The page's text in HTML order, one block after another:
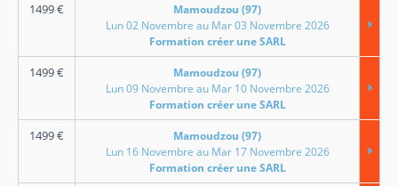
1499€
Mamoudzou (97)
Lun 02 Novembre au Mar 03 Novembre 2026
Formation créer une SARL
1499€
Mamoudzou (97)
Lun 09 Novembre au Mar 10 Novembre 2026
Formation créer une SARL
1499€
Mamoudzou (97)
Lun 16 Novembre au Mar 17 Novembre 2026
Formation créer une SARL